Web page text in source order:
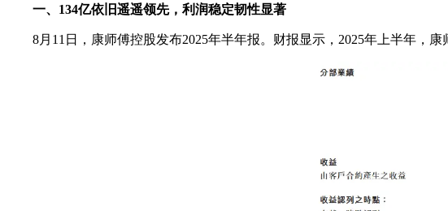
一、134亿依旧遥遥领先，利润稳定韧性显著
8月11日，康师傅控股发布2025年半年报。财报显示，2025年上半年，康